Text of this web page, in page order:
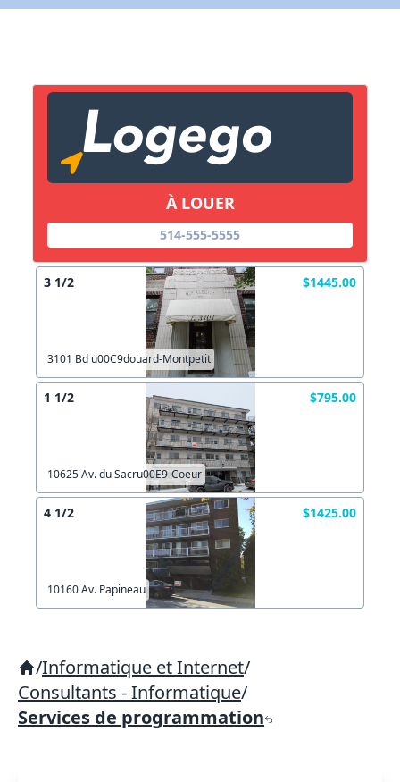
À LOUER
514-555-5555
3 1/2 $1445.00
3101 Bd u00C9douard-Montpetit
1 1/2 $795.00
10625 Av. du Sacru00E9-Coeur
4 1/2 $1425.00
10160 Av. Papineau
/Informatique et Internet/
Consultants - Informatique/
Services de programmation
X Fermer
Lien vers inscription (sera inclus dans courriel)
Copier lien